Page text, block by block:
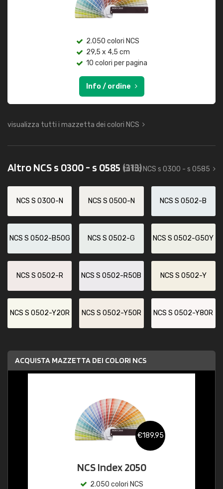
2.050 colori NCS
29,5 x 4,5 cm
10 colori per pagina
Info / ordine
visualizza tutti i mazzetta dei colori NCS
Altro NCS s 0300 - s 0585 (313)
tutto NCS s 0300 - s 0585
NCS S 0300-N NCS S 0500-N NCS S 0502-B
NCS S 0502-B50G NCS S 0502-G NCS S 0502-G50Y
NCS S 0502-R NCS S 0502-R50B NCS S 0502-Y
NCS S 0502-Y20R NCS S 0502-Y50R NCS S 0502-Y80R
ACQUISTA MAZZETTA DEI COLORI NCS
€189,95
NCS Index 2050
2.050 colori NCS